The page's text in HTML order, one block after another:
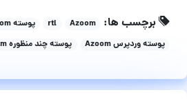
برچسب ها: Azoom
rtl پوسته Azoom
پوسته وردپرس Azoom
پوسته چند منظوره Azoom